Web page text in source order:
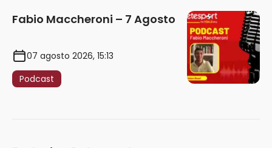
Fabio Maccheroni – 7 Agosto
07 agosto 2026, 15:13
Podcast